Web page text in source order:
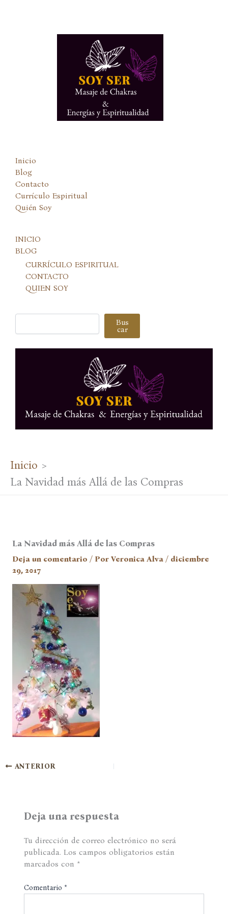
Inicio
Blog
Contacto
Currículo Espiritual
Quién Soy
INICIO
BLOG
CURRÍCULO ESPIRITUAL
CONTACTO
QUIEN SOY
Buscar Bus
car
Inicio
La Navidad más Allá de las Compras
La Navidad más Allá de las Compras
Deja un comentario / Por Veronica Alva / diciembre
29, 2017
ANTERIOR
Deja una respuesta
Tu dirección de correo electrónico no será
publicada. Los campos obligatorios están
marcados con *
Comentario *